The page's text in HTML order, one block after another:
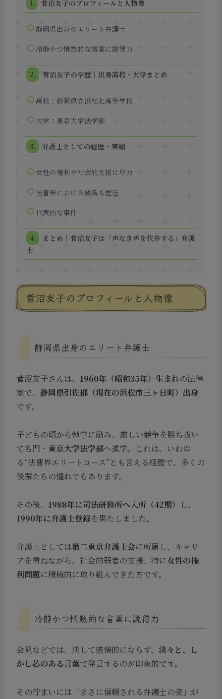
菅沼友子のプロフィールと人物像
静岡県出身のエリート弁護士
冷静かつ情熱的な言葉に説得力
菅沼友子の学歴｜出身高校・大学まとめ
高校：静岡県立浜松北高等学校
大学：東京大学法学部
弁護士としての経歴・実績
女性の権利や社会的支援に尽力
法曹界における要職も歴任
代表的な事件
まとめ｜菅沼友子は「声なき声を代弁する」弁護
士
菅沼友子のプロフィールと人物像
静岡県出身のエリート弁護士
菅沼友子さんは、 1960年（昭和35年）生まれの法律
家で、 静岡県引佐郡（現在の浜松市三ヶ日町）出身
です。
子どもの頃から勉学に励み、厳しい競争を勝ち抜い
て名門・ 東京大学法学部へ進学。これは、いわゆ
る“法曹界エリートコース”とも言える経歴で、多くの
後輩たちの憧れでもあります。
その後、 1988年に司法研修所へ入所（42期）
し、
1990年に弁護士登録を果たしました。
弁護士としては第二東京弁護士会に所属し、キャリ
アを重ねながら、社会的弱者の支援、特に女性の権
利問題に積極的に取り組んできた方です。
冷静かつ情熱的な言葉に説得力
会見などでは、決して感情的にならず、 淡々と、し
かし芯のある言葉で発言するのが印象的です。
その佇まいには「まさに信頼される弁護士の姿」が